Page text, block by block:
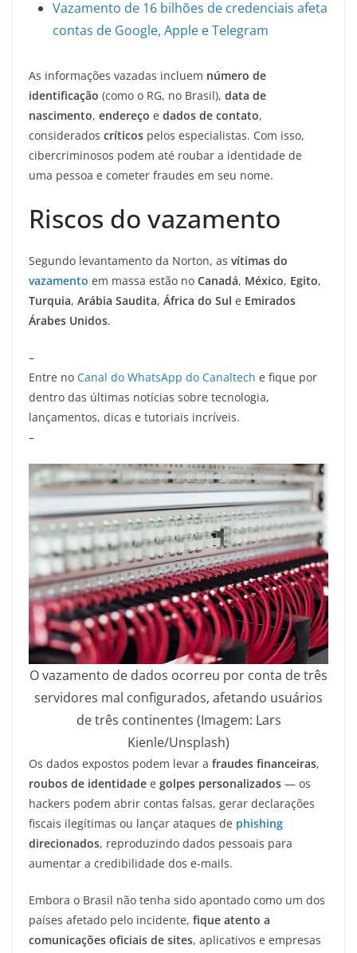
Vazamento de 16 bilhões de credenciais afeta
contas de Google, Apple e Telegram
As informações vazadas incluem número de
identificação (como o RG, no Brasil), data de
nascimento, endereço e dados de contato,
considerados críticos pelos especialistas. Com isso,
cibercriminosos podem até roubar a identidade de
uma pessoa e cometer fraudes em seu nome.
Riscos do vazamento
Segundo levantamento da Norton, as vítimas do
vazamento em massa estão no Canadá, México, Egito,
Turquia, Arábia Saudita, África do Sul e Emirados
Árabes Unidos.
–
Entre no Canal do WhatsApp do Canaltech e fique por
dentro das últimas notícias sobre tecnologia,
lançamentos, dicas e tutoriais incríveis.
–
O vazamento de dados ocorreu por conta de três
servidores mal configurados, afetando usuários
de três continentes (Imagem: Lars
Kienle/Unsplash)
Os dados expostos podem levar a fraudes financeiras,
roubos de identidade e golpes personalizados — os
hackers podem abrir contas falsas, gerar declarações
fiscais ilegítimas ou lançar ataques de phishing
direcionados, reproduzindo dados pessoais para
aumentar a credibilidade dos e-mails.
Embora o Brasil não tenha sido apontado como um dos
países afetado pelo incidente, fique atento a
comunicações oficiais de sites, aplicativos e empresas